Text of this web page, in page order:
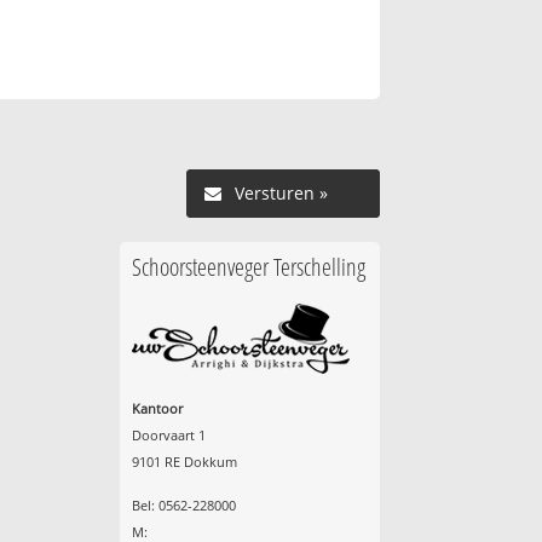
Versturen »
Schoorsteenveger Terschelling
Kantoor
Doorvaart 1
9101 RE Dokkum
Bel: 0562-228000
M: